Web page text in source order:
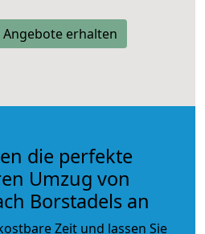
Angebote erhalten
die perfekte
Umzug von
Borstadels an
Zeit und lassen Sie